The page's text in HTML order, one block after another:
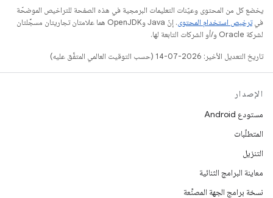
يخضع كل من المحتوى وعيّنات التعليمات البرمجية في هذه الصفحة للتراخيص الموضحّة
فيترخيص استخدام المحتوى
. إنّ Java وOpenJDK هما علامتان تجاريتان مسجَّلتان
لشركة Oracle و/أو الشركات التابعة لها.
تاريخ التعديل الأخير: 2026-07-14 (حسب التوقيت العالمي المتفَّق عليه)
الإصدار
مستودع Android
المتطلّبات
التنزيل
معاينة البرامج الثنائية
نسخة برامج الجهة المصنِّعة